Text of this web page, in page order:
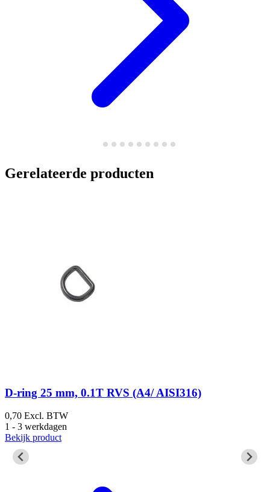
Gerelateerde producten
D-ring 25 mm, 0.1T RVS (A4/ AISI316)
0,70 Excl. BTW
1 - 3 werkdagen
Bekijk product